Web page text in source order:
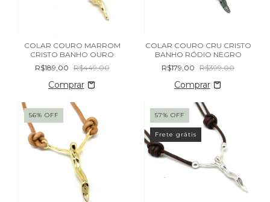
COLAR COURO MARROM
CRISTO BANHO OURO
R$189,00 R$449,00
COLAR COURO CRU CRISTO
BANHO RÓDIO NEGRO
R$179,00 R$399,00
56% OFF 57% OFF
Frete grátis